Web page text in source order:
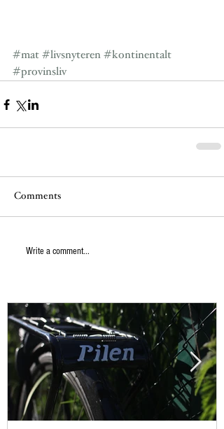
#mat #livsnyteren #kontinentalt
#provinsliv
Comments
Write a comment...